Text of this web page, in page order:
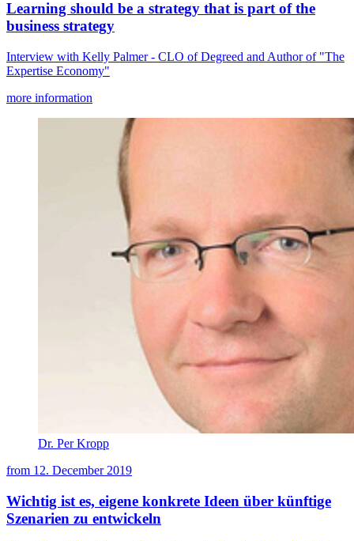
Learning should be a strategy that is part of the
business strategy
Interview with Kelly Palmer - CLO of Degreed and Author of "The
Expertise Economy"
more information
Dr. Per Kropp
from 12. December 2019
Wichtig ist es, eigene konkrete Ideen über künftige
Szenarien zu entwickeln